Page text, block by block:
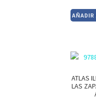
AÑADIR
ATLAS
LAS